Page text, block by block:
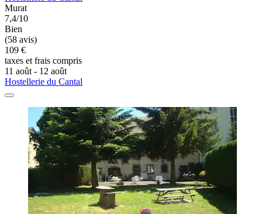
Murat
7,4/10
Bien
(58 avis)
109 €
taxes et frais compris
11 août - 12 août
Hostellerie du Cantal